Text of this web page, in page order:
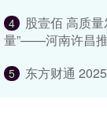
4
股壹佰 高质量
量”——河南许昌
5 东方财通